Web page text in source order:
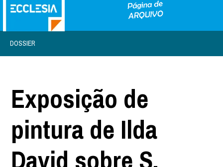
DOSSIER
Exposição de
pintura de Ilda
David sobre S.